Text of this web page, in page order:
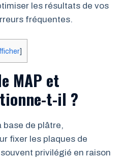
les résultats de vos
fréquentes.
]
MAP et
t-il ?
base de plâtre,
fixer les plaques de
privilégié en raison